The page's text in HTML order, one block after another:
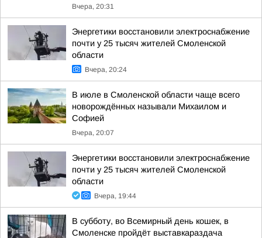
Вчера, 20:31
Энергетики восстановили электроснабжение
почти у 25 тысяч жителей Смоленской
области
Вчера, 20:24
В июле в Смоленской области чаще всего
новорождённых называли Михаилом и
Софией
Вчера, 20:07
Энергетики восстановили электроснабжение
почти у 25 тысяч жителей Смоленской
области
Вчера, 19:44
В субботу, во Всемирный день кошек, в
Смоленске пройдёт выставкараздача